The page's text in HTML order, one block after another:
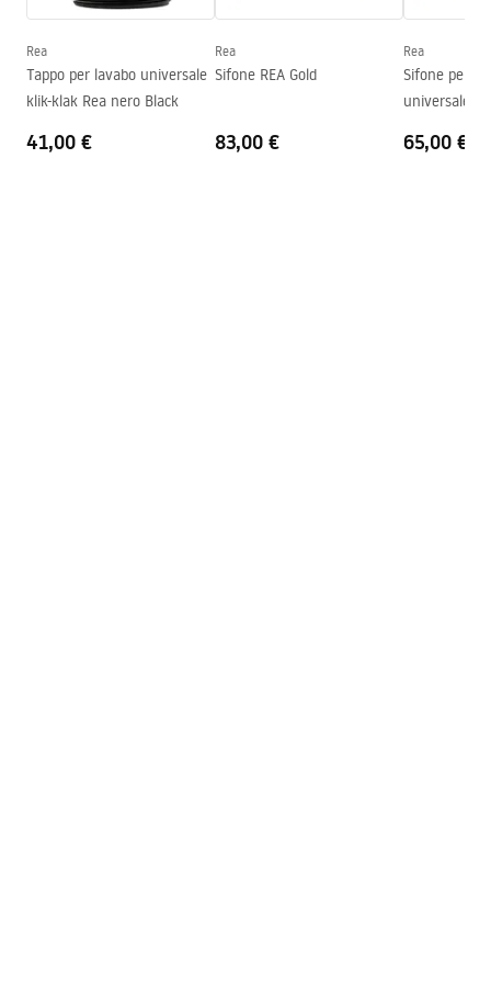
Profondità
Forma
Foro rubinetto
NO
Rea
Tappo per lavabo universale
klik-klak Rea nero Black
41,00 €
Rea
Sifone REA Gold
83,00 €
Rea
Sifone per
universale
65,00 €